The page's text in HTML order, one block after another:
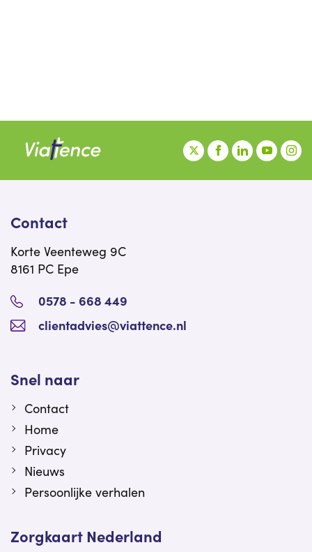
Contact
Korte Veenteweg 9C
8161 PC Epe
0578 - 668 449
clientadvies@viattence.nl
Snel naar
Contact
Home
Privacy
Nieuws
Persoonlijke verhalen
Zorgkaart Nederland